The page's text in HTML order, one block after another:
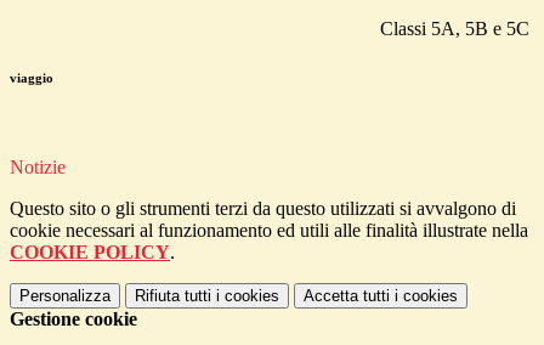
Classi 5A, 5B e 5C
viaggio
Notizie
Questo sito o gli strumenti terzi da questo utilizzati si avvalgono di
cookie necessari al funzionamento ed utili alle finalità illustrate nella
COOKIE POLICY.
Personalizza Rifiuta tutti i cookies Accetta tutti i cookies
Gestione cookie